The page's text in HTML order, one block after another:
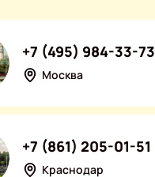
Москва
+7 (495) 984-33-73
Краснодар
+7 (861) 205-01-51